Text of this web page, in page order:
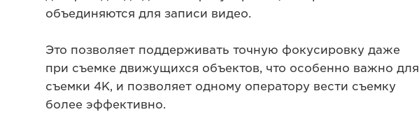
объединяются для записи видео.
Это позволяет поддерживать точную фокусировку даже
при съемке движущихся объектов, что особенно важно для
съемки 4K, и позволяет одному оператору вести съемку
более эффективно.